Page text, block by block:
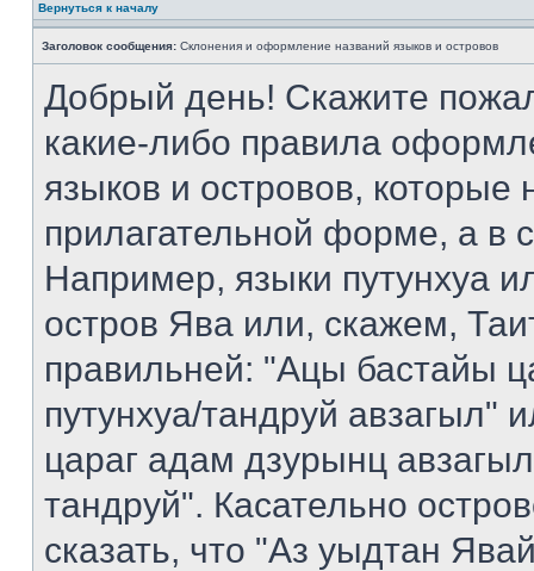
Вернуться к началу
Заголовок сообщения: Склонения и оформление названий языков и островов
Добрый день! Скажите
какие-либо правила
языков и островов, которые
прилагательной форме, а в
Например, языки путунхуа
остров Ява или, скажем,
правильней: "Ацы бастайы
путунхуа/тандруй авзагыл"
цараг адам дзурынц
тандруй". Касательно
сказать, что "Аз уыдтан